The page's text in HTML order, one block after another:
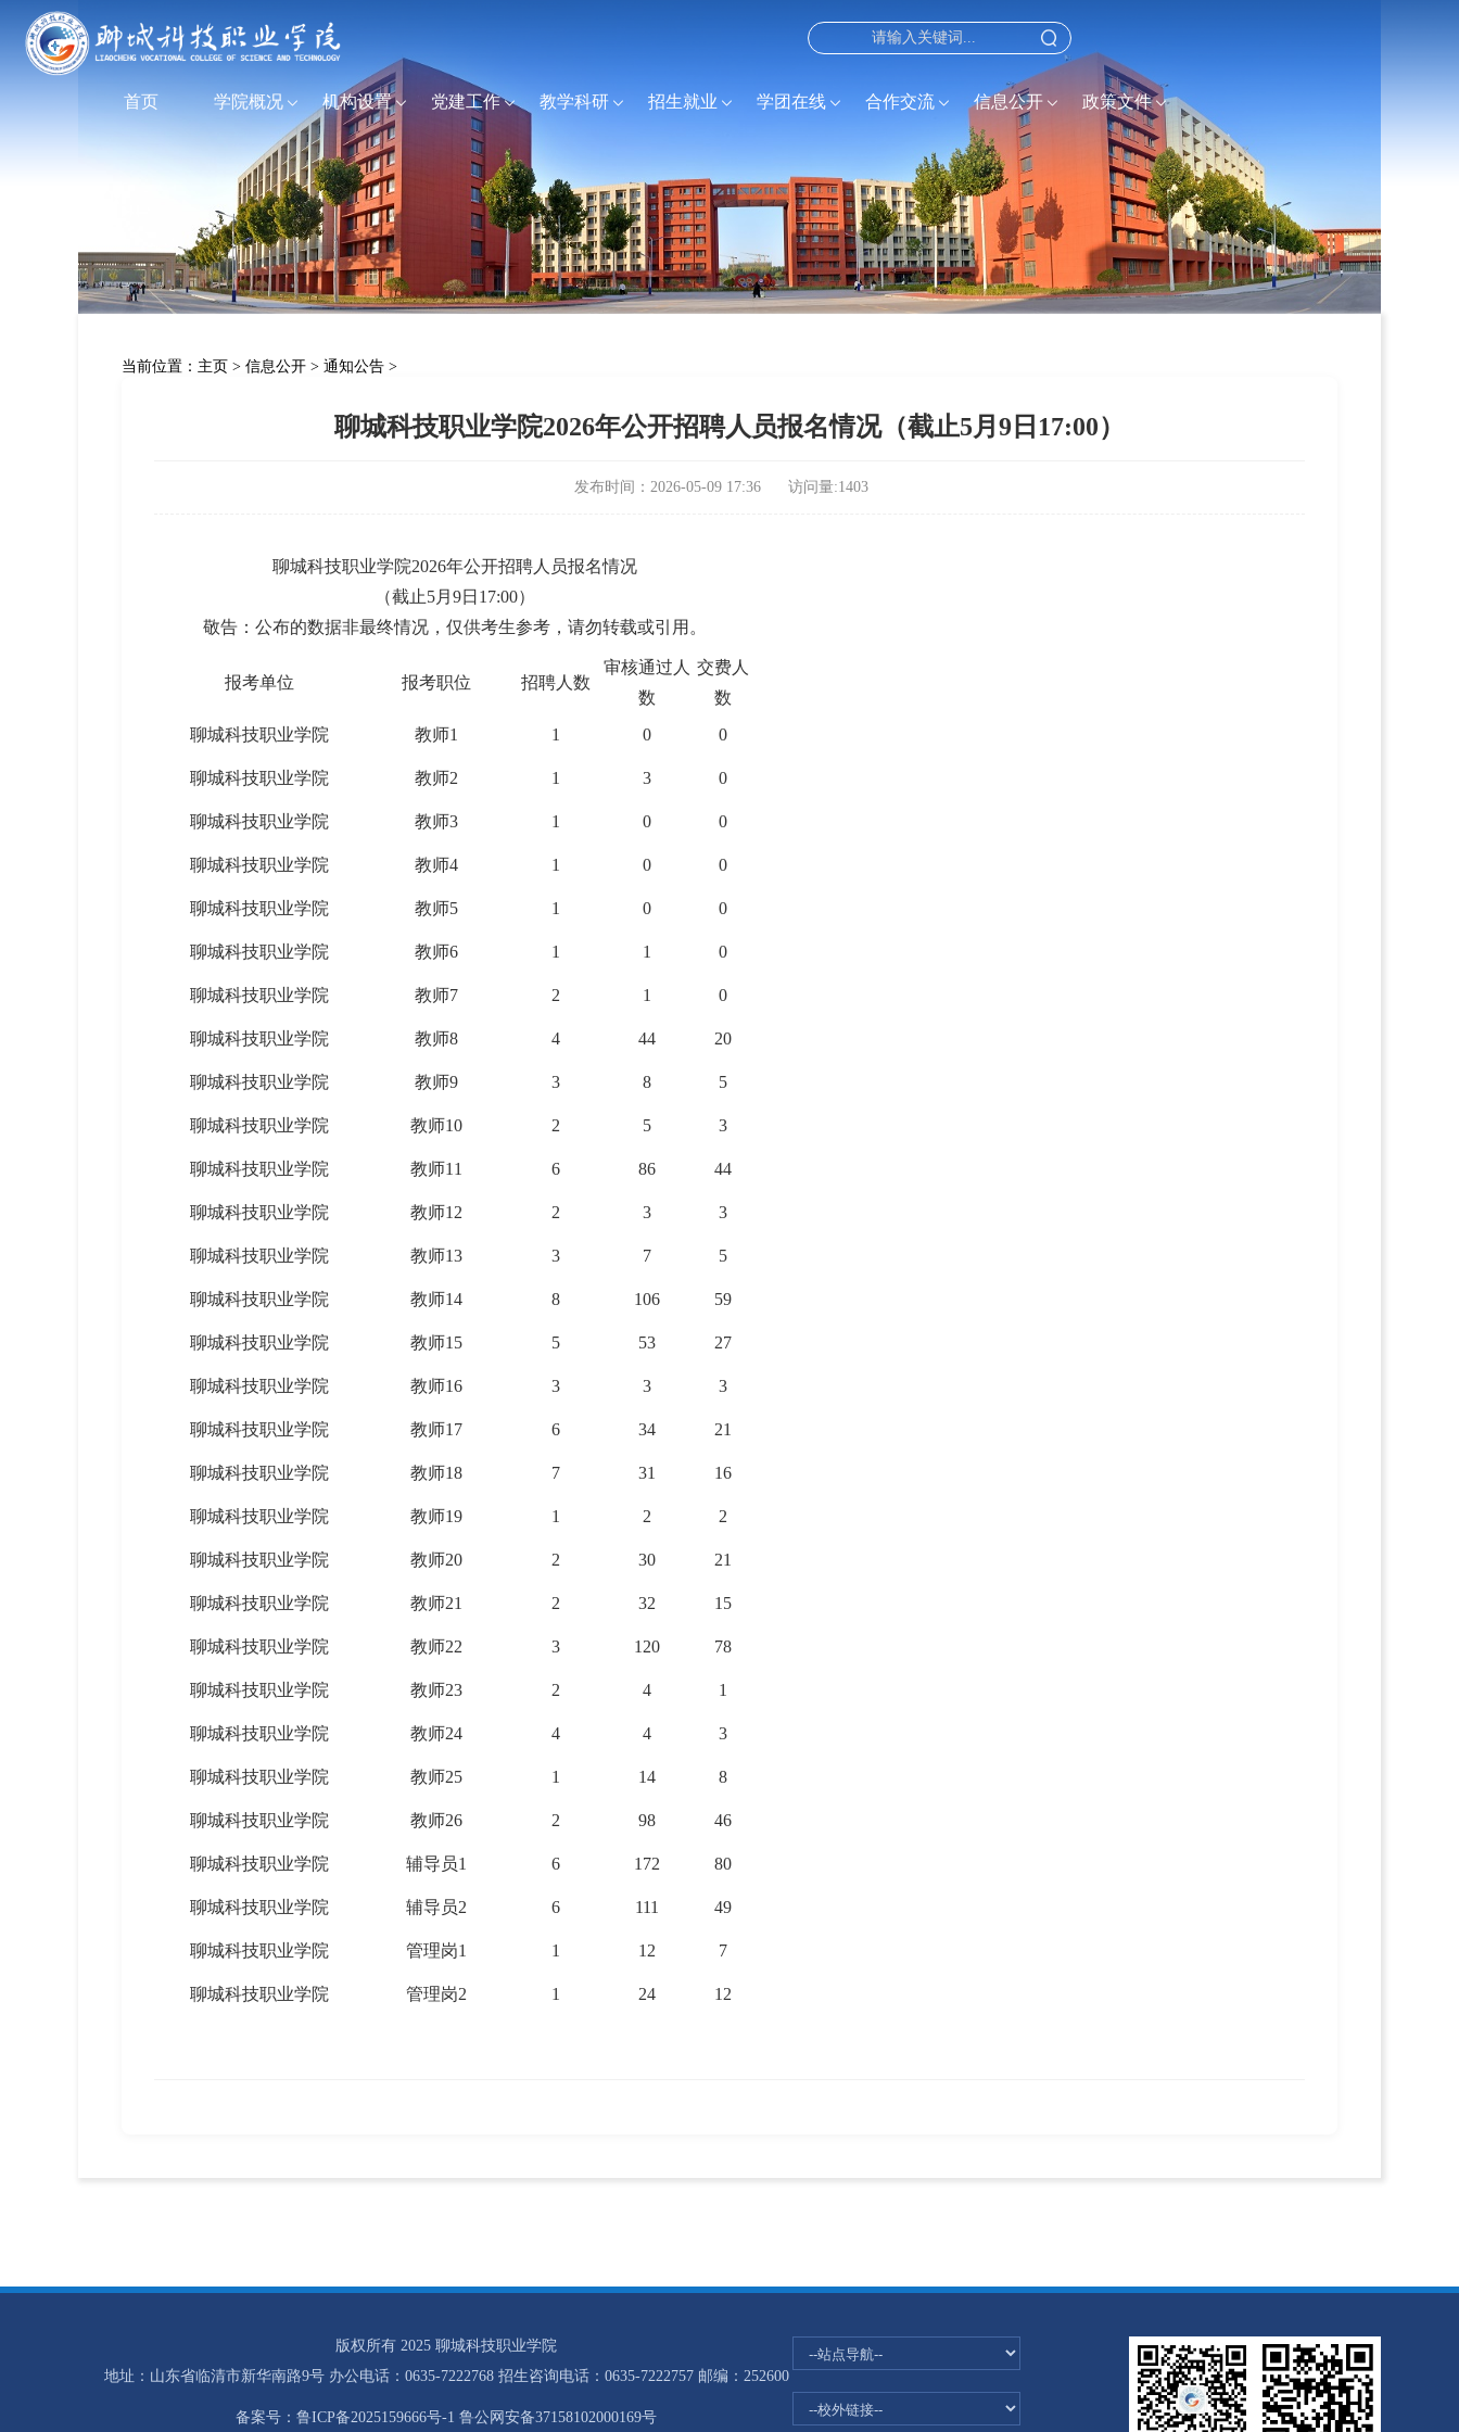
首页 学院概况 机构设置 党建工作 教学科研 招生就业 学团在线 合作交流 信息公开 政策文件
当前位置： 主页 > 信息公开 > 通知公告 >
聊城科技职业学院2026年公开招聘人员报名情况（截止5月9日17:00）
发布时间：2026-05-09 17:36 访问量:1403
聊城科技职业学院2026年公开招聘人员报名情况
（截止5月9日17:00）
敬告：公布的数据非最终情况，仅供考生参考，请勿转载或引用。
报考单位 报考职位 招聘人数
审核通过人
数
交费人
数
聊城科技职业学院
教师1 1 0 0
聊城科技职业学院 教师2 1 3 0
聊城科技职业学院 教师3 1 0 0
聊城科技职业学院 教师4 1 0 0
聊城科技职业学院 教师5 1 0 0
聊城科技职业学院 教师6 1 1 0
聊城科技职业学院 教师7 2 1 0
聊城科技职业学院 教师8 4 44 20
聊城科技职业学院 教师9 3 8 5
聊城科技职业学院 教师10 2 5 3
聊城科技职业学院 教师11 6 86 44
聊城科技职业学院 教师12 2 3 3
聊城科技职业学院 教师13 3 7 5
聊城科技职业学院 教师14 8 106 59
聊城科技职业学院 教师15 5 53 27
聊城科技职业学院 教师16 3 3 3
聊城科技职业学院 教师17 6 34 21
聊城科技职业学院 教师18 7 31 16
聊城科技职业学院 教师19 1 2 2
聊城科技职业学院 教师20 2 30 21
聊城科技职业学院 教师21 2 32 15
聊城科技职业学院 教师22 3 120 78
聊城科技职业学院 教师23 2 4 1
聊城科技职业学院 教师24 4 4 3
聊城科技职业学院 教师25 1 14 8
聊城科技职业学院 教师26 2 98 46
聊城科技职业学院 辅导员1 6 172 80
聊城科技职业学院 辅导员2 6 111 49
聊城科技职业学院 管理岗1 1 12 7
聊城科技职业学院 管理岗2 1 24 12
版权所有 2025 聊城科技职业学院
地址：山东省临清市新华南路9号 办公电话：0635-7222768 招生咨询电话：0635-7222757 邮编：252600
备案号：鲁ICP备2025159666号-1 鲁公网安备37158102000169号